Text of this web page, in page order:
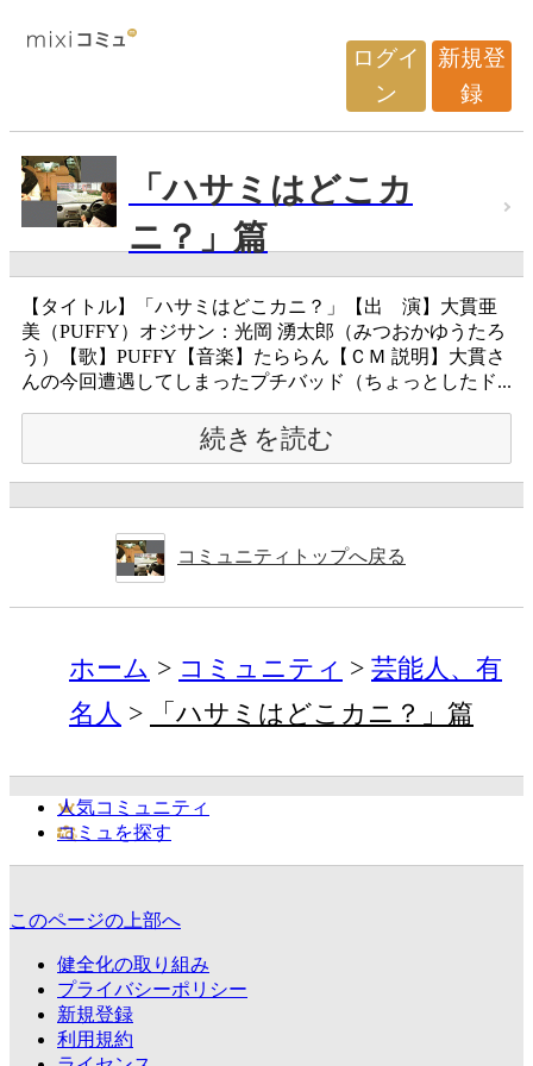
ログイ
ン
新規登
録
「ハサミはどこカ
ニ？」篇
【タイトル】「ハサミはどこカニ？」【出 演】大貫亜
美（PUFFY）オジサン：光岡 湧太郎（みつおかゆうたろ
う）【歌】PUFFY【音楽】たららん【ＣＭ 説明】大貫さ
んの今回遭遇してしまったプチバッド（ちょっとしたド...
続きを読む
コミュニティトップへ戻る
ホーム コミュニティ
芸能人、有
名人
「ハサミはどこカニ？」篇
人気コミュニティ
コミュを探す
このページの上部へ
健全化の取り組み
プライバシーポリシー
新規登録
利用規約